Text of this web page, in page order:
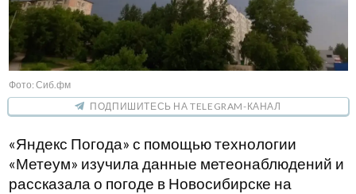
Фото: Сиб.фм
ПОДПИШИТЕСЬ НА TELEGRAM-КАНАЛ
«Яндекс Погода» с помощью технологии
«Метеум» изучила данные метеонаблюдений и
рассказала о погоде в Новосибирске на